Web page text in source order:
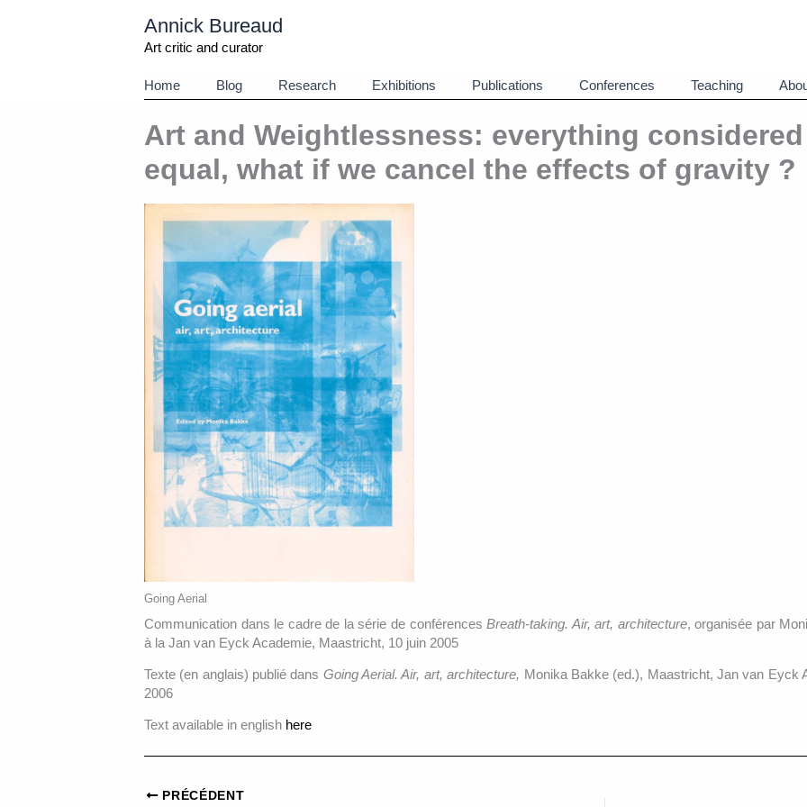
Annick Bureaud
Art critic and curator
Home Blog Research Exhibitions Publications Conferences Teaching
Art and Weightlessness: everything considered
equal, what if we cancel the effects of gravity ?
Going Aerial
Communication dans le cadre de la série de conférencesBreath-taking. Air, art, architecture, organisée par
à la Jan van Eyck Academie, Maastricht, 10 juin 2005
Texte (en anglais) publié dans Going Aerial. Air, art, architecture, Monika Bakke (ed.), Maastricht, Jan van Eyck
2006
Text available in english here
PRÉCÉDENT